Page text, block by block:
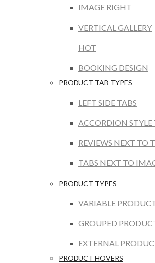
IMAGE RIGHT
VERTICAL GALLERY
HOT
BOOKING DESIGN
PRODUCT TAB TYPES
LEFT SIDE TABS
ACCORDION STYLE
REVIEWS NEXT TO
TABS NEXT TO
PRODUCT TYPES
VARIABLE
GROUPED
EXTERNAL
PRODUCT HOVERS